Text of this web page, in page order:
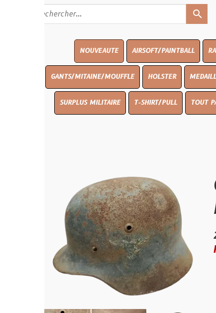
AIRSOFT/PAINTBALL RATIONS
GANTS/MITAINE/MOUFFLE HOLSTER MEDAILLES/INSIGNES
SURPLUS MILITAIRE T-SHIRT/PULL TOUT PAYS WW 1
225.00 €